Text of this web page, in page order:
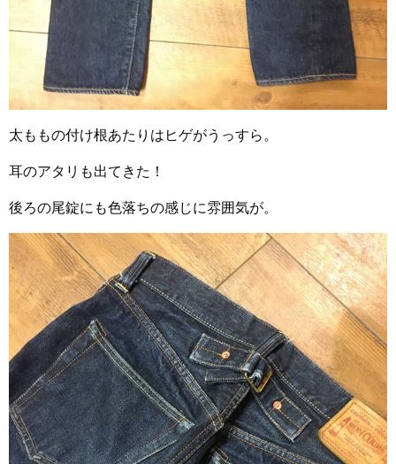
太ももの付け根あたりはヒゲがうっすら。
耳のアタリも出てきた！
後ろの尾錠にも色落ちの感じに雰囲気が。